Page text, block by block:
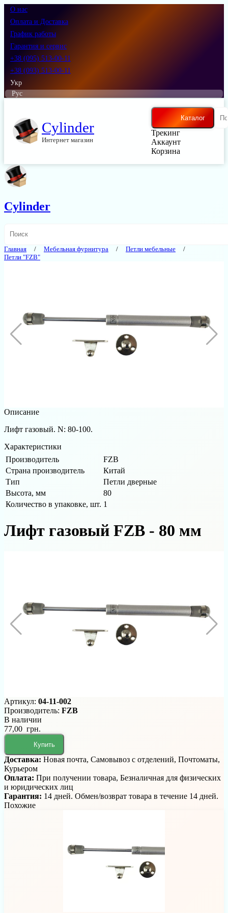
О нас
Оплата и Доставка
График работы
Гарантия и сервис
+38 (095) 513-00-11
+38 (093) 513-00-11
Укр
Рус
Cylinder
Интернет магазин
Каталог
Трекинг
Аккаунт
Корзина
Cylinder
Главная Мебельная фурнитура
Петли мебельные
Петли "FZB"
Описание
Лифт газовый. N: 80-100.
Характеристики
Производитель
FZB
Страна производитель
Китай
Тип
Петли дверные
Высота, мм
80
Количество в упаковке, шт. 1
Лифт газовый FZB - 80 мм
Артикул: 04-11-002
Производитель: FZB
В наличии
77,00 грн.
Купить
Доставка: Новая почта, Самовывоз с отделений, Почтоматы,
Курьером
Оплата: При получении товара, Безналичная для физических
и юридических лиц
Гарантия: 14 дней. Обмен/возврат товара в течение 14 дней.
Похожие